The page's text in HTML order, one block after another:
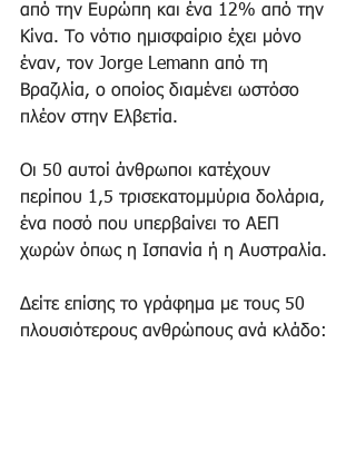
από την Ευρώπη και ένα 12% από την
Κίνα. Το νότιο ημισφαίριο έχει μόνο
έναν, τον Jorge Lemann από τη
Βραζιλία, ο οποίος διαμένει ωστόσο
πλέον στην Ελβετία.
Οι 50 αυτοί άνθρωποι κατέχουν
περίπου 1,5 τρισεκατομμύρια δολάρια,
ένα ποσό που υπερβαίνει το ΑΕΠ
χωρών όπως η Ισπανία ή η Αυστραλία.
Δείτε επίσης το γράφημα με τους 50
πλουσιότερους ανθρώπους ανά κλάδο: